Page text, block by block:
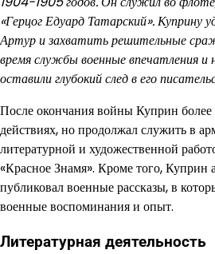
«Герцог Едуард Татарский». Куприну
Артур и захватить решительные
время службы военные впечатления и
оставили глубокий след в его
После окончания войны Куприн
действиях, но продолжал служить в
литературной и художественной
«Красное Знамя». Кроме того, Куприн
публиковал военные рассказы, в
военные воспоминания и опыт.
Литературная деятельность